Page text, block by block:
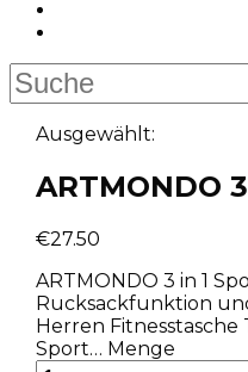
Ausgewählt:
ARTMONDO
€27.50
ARTMONDO 3 in 1
Rucksackfunktion
Herren Fitnesstasche
Sport… Menge